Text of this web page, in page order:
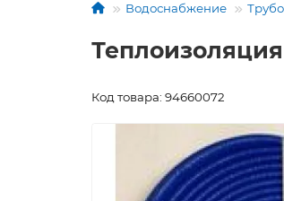
Водоснабжение
Код товара: 94660072